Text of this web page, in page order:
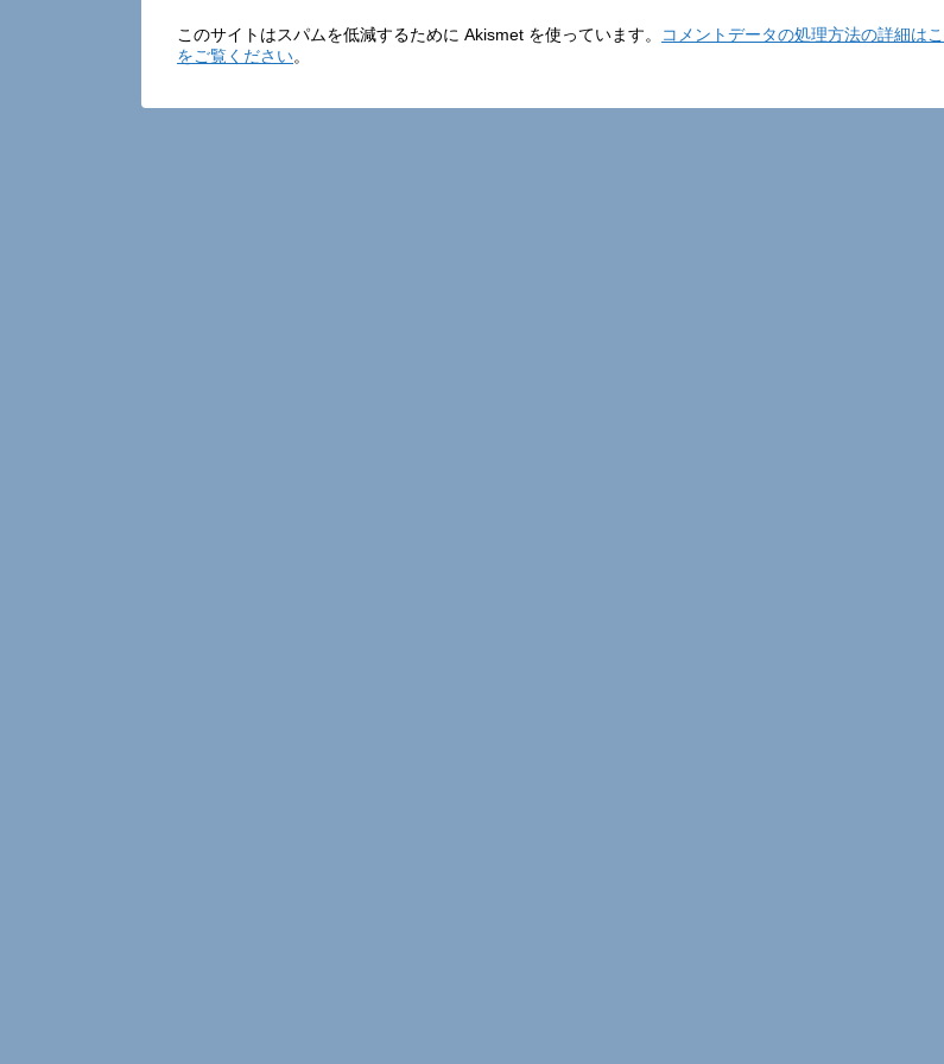
このサイトはスパムを低減するために Akismet を使っています。
コメントデータの処理方法の詳細は
をご覧ください。